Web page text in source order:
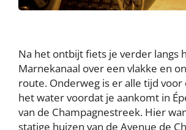
Na het ontbijt fiets je verder langs
Marnekanaal over een vlakke en
route. Onderweg is er alle tijd voor
het water voordat je aankomt in
van de Champagnestreek. Hier
statige huizen van de Avenue de